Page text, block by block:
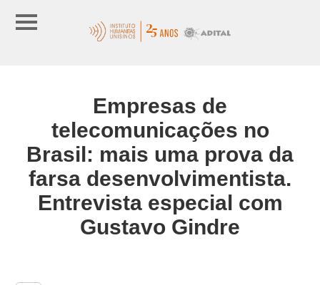
Empresas de
telecomunicações no
Brasil: mais uma prova da
farsa desenvolvimentista.
Entrevista especial com
Gustavo Gindre